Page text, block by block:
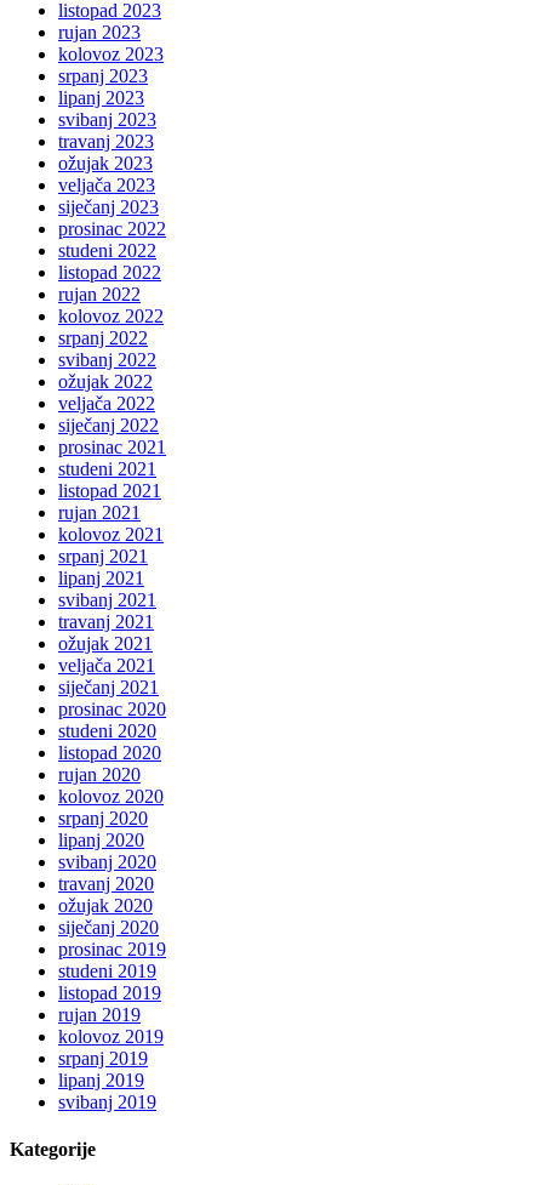
listopad 2023
rujan 2023
kolovoz 2023
srpanj 2023
lipanj 2023
svibanj 2023
travanj 2023
ožujak 2023
veljača 2023
siječanj 2023
prosinac 2022
studeni 2022
listopad 2022
rujan 2022
kolovoz 2022
srpanj 2022
svibanj 2022
ožujak 2022
veljača 2022
siječanj 2022
prosinac 2021
studeni 2021
listopad 2021
rujan 2021
kolovoz 2021
srpanj 2021
lipanj 2021
svibanj 2021
travanj 2021
ožujak 2021
veljača 2021
siječanj 2021
prosinac 2020
studeni 2020
listopad 2020
rujan 2020
kolovoz 2020
srpanj 2020
lipanj 2020
svibanj 2020
travanj 2020
ožujak 2020
siječanj 2020
prosinac 2019
studeni 2019
listopad 2019
rujan 2019
kolovoz 2019
srpanj 2019
lipanj 2019
svibanj 2019
Kategorije